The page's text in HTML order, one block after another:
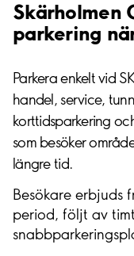
Skärholmen
parkering
Parkera enkelt vid
handel, service,
korttidsparkering
som besöker
längre tid.
Besökare erbjuds
period, följt av